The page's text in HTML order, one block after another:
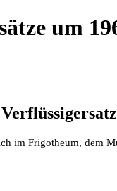
um
im Frigotheum, dem